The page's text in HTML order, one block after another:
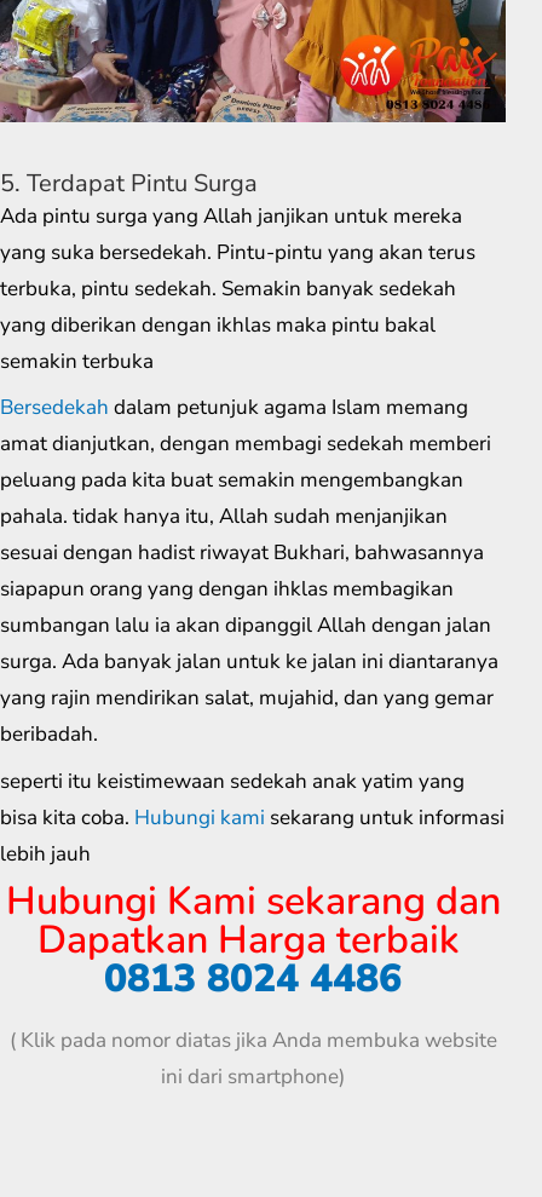
5. Terdapat Pintu Surga
Ada pintu surga yang Allah janjikan untuk mereka
yang suka bersedekah. Pintu-pintu yang akan terus
terbuka, pintu sedekah. Semakin banyak sedekah
yang diberikan dengan ikhlas maka pintu bakal
semakin terbuka
Bersedekah dalam petunjuk agama Islam memang
amat dianjutkan, dengan membagi sedekah memberi
peluang pada kita buat semakin mengembangkan
pahala. tidak hanya itu, Allah sudah menjanjikan
sesuai dengan hadist riwayat Bukhari, bahwasannya
siapapun orang yang dengan ihklas membagikan
sumbangan lalu ia akan dipanggil Allah dengan jalan
surga. Ada banyak jalan untuk ke jalan ini diantaranya
yang rajin mendirikan salat, mujahid, dan yang gemar
beribadah.
seperti itu keistimewaan sedekah anak yatim yang
bisa kita coba. Hubungi kami sekarang untuk informasi
lebih jauh
Hubungi Kami sekarang dan
Dapatkan Harga terbaik
0813 8024 4486
( Klik pada nomor diatas jika Anda membuka website
ini dari smartphone)